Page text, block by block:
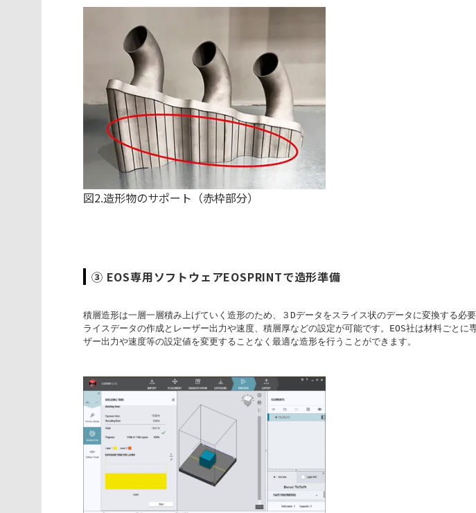
図2.造形物のサポート（赤枠部分）
③ EOS専用ソフトウェアEOSPRINTで造形準備
積層造形は一層一層積み上げていく造形のため、３Dデータをスライス状のデータに変換する
ライスデータの作成とレーザー出力や速度、積層厚などの設定が可能です。EOS社は材料ごと
ザー出力や速度等の設定値を変更することなく最適な造形を行うことができます。